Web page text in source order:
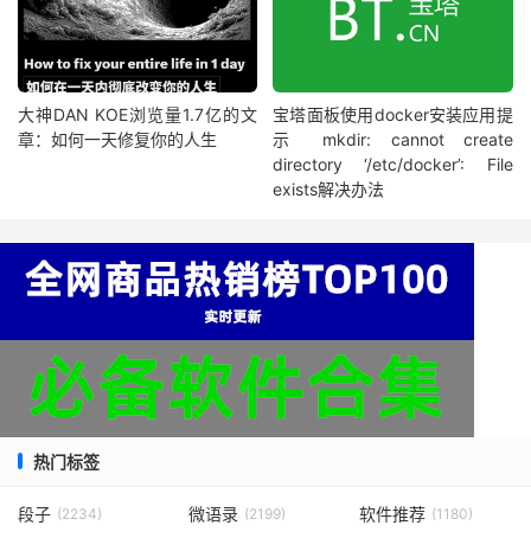
大神DAN KOE浏览量1.7亿的文
章：如何一天修复你的人生
宝塔面板使用docker安装应用提
示 mkdir: cannot create
directory ‘/etc/docker’: File
exists解决办法
热门标签
段子 (2234) 微语录 (2199) 软件推荐 (1180)